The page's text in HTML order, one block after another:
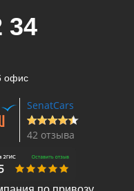
34
офис
SenatCars
42 отзыва